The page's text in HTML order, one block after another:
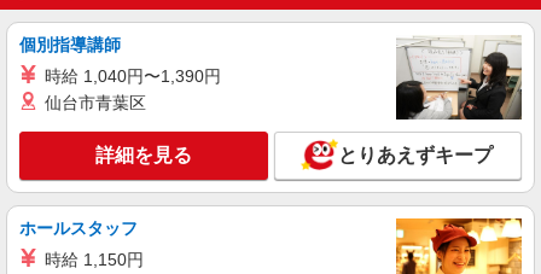
個別指導講師
時給 1,040円〜1,390円
仙台市青葉区
詳細を見る とりあえずキープ
ホールスタッフ
時給 1,150円